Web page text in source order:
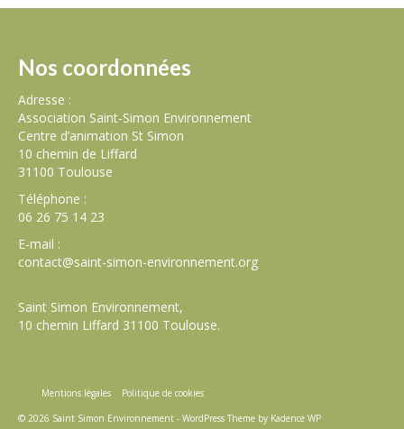
Nos coordonnées
Adresse :
Association Saint-Simon Environnement
Centre d’animation St Simon
10 chemin de Liffard
31100 Toulouse
Téléphone :
06 26 75 14 23
E-mail :
contact@saint-simon-environnement.org
Saint Simon Environnement,
10 chemin Liffard 31100 Toulouse.
Mentions légales
Politique de cookies
© 2026 Saint Simon Environnement - WordPress Theme by Kadence WP